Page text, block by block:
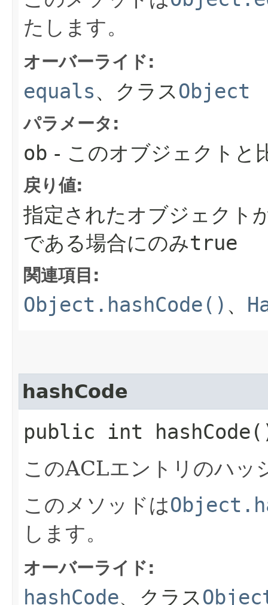
たします。
オーバーライド:
equals、クラスObject
パラメータ:
ob - このオブジェクトと
戻り値:
指定されたオブジェク
である場合にのみtrue
関連項目:
Object.hashCode() 、
hashCode
public int
このACLエントリのハッ
このメソッドは
します。
オーバーライド:
hashCode、クラス